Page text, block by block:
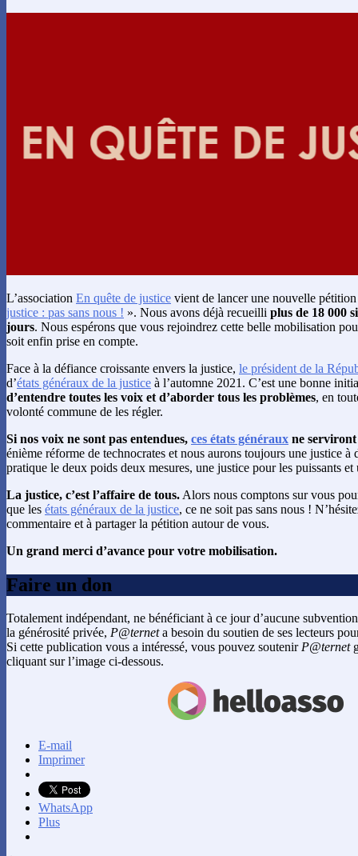
L’association En quête de justice vient de lancer une nouvelle
justice : pas sans nous ! ». Nous avons déjà recueilli plus de 18 000
jours. Nous espérons que vous rejoindrez cette belle mobilisation
soit enfin prise en compte.
Face à la défiance croissante envers la justice, le président de la
d’états généraux de la justice à l’automne 2021. C’est une bonne
d’entendre toutes les voix et d’aborder tous les problèmes, en
volonté commune de les régler.
Si nos voix ne sont pas entendues, ces états généraux ne
énième réforme de technocrates et nous aurons toujours une justice à
pratique le deux poids deux mesures, une justice pour les puissants
La justice, c’est l’affaire de tous. Alors nous comptons sur vous
que les états généraux de la justice, ce ne soit pas sans nous !
commentaire et à partager la pétition autour de vous.
Un grand merci d’avance pour votre mobilisation.
Faire un don
Totalement indépendant, ne bénéficiant à ce jour d’aucune
la générosité privée, P@terneta besoin du soutien de ses lecteurs
Si cette publication vous a intéressé, vous pouvez soutenirP@ternet
cliquant sur l’image ci-dessous.
E-mail
Imprimer
WhatsApp
Plus